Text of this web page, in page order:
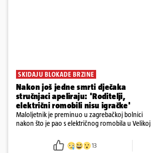
SKIDAJU BLOKADE BRZINE
Nakon još jedne smrti dječaka
stručnjaci apeliraju: 'Roditelji,
električni romobili nisu igračke'
Maloljetnik je preminuo u zagrebačkoj bolnici
nakon što je pao s električnog romobila u Velikoj
13